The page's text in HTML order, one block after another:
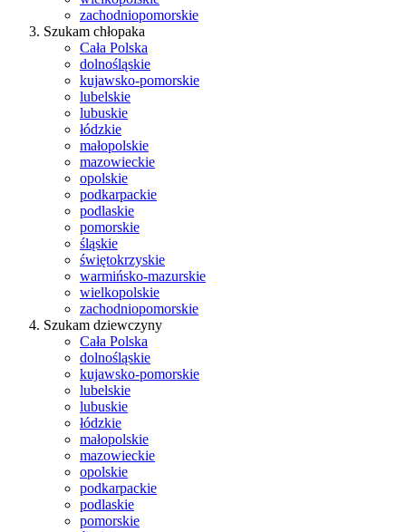
zachodniopomorskie
Szukam chłopaka
Cała Polska
dolnośląskie
kujawsko-pomorskie
lubelskie
lubuskie
łódzkie
małopolskie
mazowieckie
opolskie
podkarpackie
podlaskie
pomorskie
śląskie
świętokrzyskie
warmińsko-mazurskie
wielkopolskie
zachodniopomorskie
Szukam dziewczyny
Cała Polska
dolnośląskie
kujawsko-pomorskie
lubelskie
lubuskie
łódzkie
małopolskie
mazowieckie
opolskie
podkarpackie
podlaskie
pomorskie